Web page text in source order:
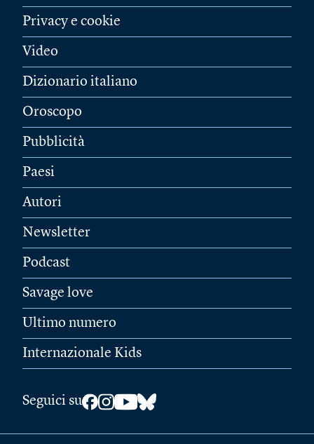
Privacy e cookie
Video
Dizionario italiano
Oroscopo
Pubblicità
Paesi
Autori
Newsletter
Podcast
Savage love
Ultimo numero
Internazionale Kids
Seguici su